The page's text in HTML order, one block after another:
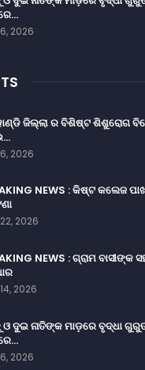
2026
ଜିଲ୍ଲା ର ବିଶିଷ୍ଟ ଶିଶୁରୋଗ
2026
NEWS : କିଷ୍ଟ କଲେଜ
2026
NEWS : ଗ୍ରାମ
2026
ଦୁଇ ନାତିଙ୍କ ମାଡ଼ରେ ବୃଦ୍ଧା
2026